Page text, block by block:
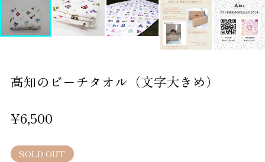
高知のビーチタオル（文字大きめ）
¥6,500
SOLD OUT